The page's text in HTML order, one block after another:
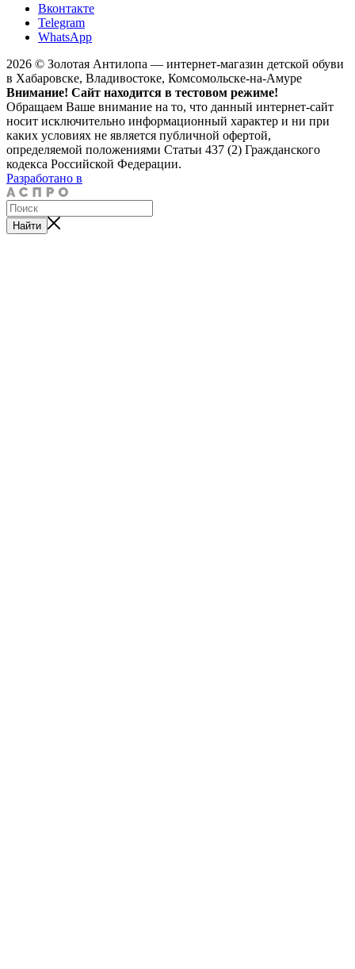
Вконтакте
Telegram
WhatsApp
2026 © Золотая Антилопа — интернет-магазин детской обуви
в Хабаровске, Владивостоке, Комсомольске-на-Амуре
Внимание! Сайт находится в тестовом режиме!
Обращаем Ваше внимание на то, что данный интернет-сайт
носит исключительно информационный характер и ни при
каких условиях не является публичной офертой,
определяемой положениями Статьи 437 (2) Гражданского
кодекса Российской Федерации.
Разработано в
Найти